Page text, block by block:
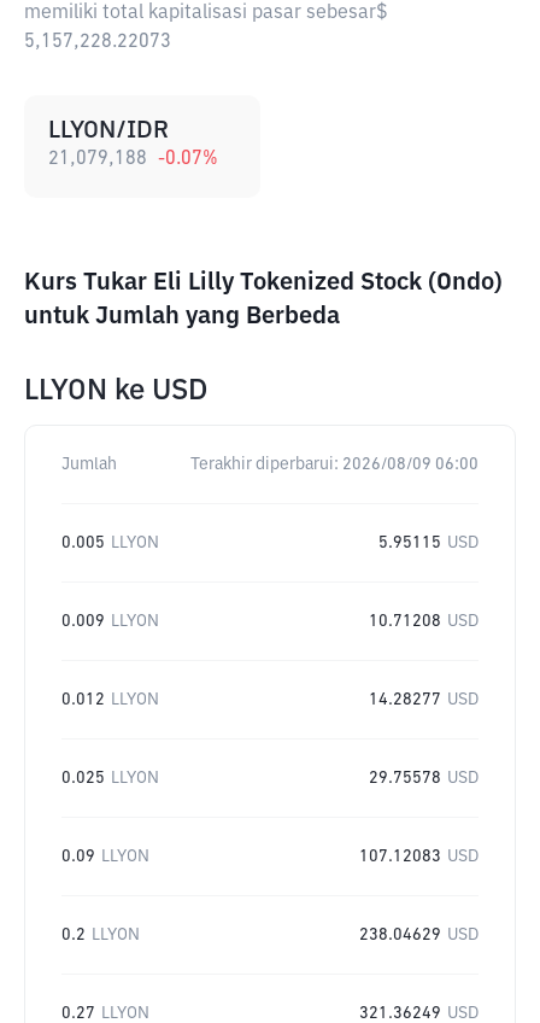
memiliki total kapitalisasi pasar sebesar$
5,157,228.22073
LLYON/IDR
21,079,188 -0.07%
Kurs Tukar Eli Lilly Tokenized Stock (Ondo)
untuk Jumlah yang Berbeda
LLYON ke USD
Jumlah Terakhir diperbarui: 2026/08/09 06:00
0.005 LLYON 5.95115 USD
0.009 LLYON 10.71208 USD
0.012 LLYON 14.28277 USD
0.025 LLYON 29.75578 USD
0.09 LLYON 107.12083 USD
0.2 LLYON 238.04629 USD
0.27 LLYON 321.36249 USD